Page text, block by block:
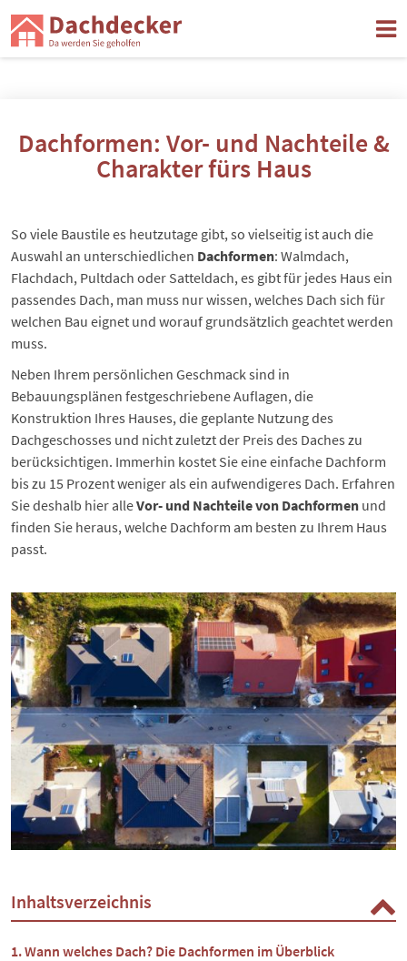
Dachformen: Vor- und Nachteile &
Charakter fürs Haus
So viele Baustile es heutzutage gibt, so vielseitig ist auch die
Auswahl an unterschiedlichen Dachformen: Walmdach,
Flachdach, Pultdach oder Satteldach, es gibt für jedes Haus ein
passendes Dach, man muss nur wissen, welches Dach sich für
welchen Bau eignet und worauf grundsätzlich geachtet werden
muss.
Neben Ihrem persönlichen Geschmack sind in
Bebauungsplänen festgeschriebene Auflagen, die
Konstruktion Ihres Hauses, die geplante Nutzung des
Dachgeschosses und nicht zuletzt der Preis des Daches zu
berücksichtigen. Immerhin kostet Sie eine einfache Dachform
bis zu 15 Prozent weniger als ein aufwendigeres Dach. Erfahren
Sie deshalb hier alleVor- und Nachteile von Dachformen und
finden Sie heraus, welche Dachform am besten zu Ihrem Haus
passt.
Inhaltsverzeichnis
Wann welches Dach? Die Dachformen im Überblick